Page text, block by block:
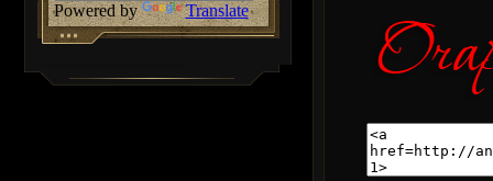
Powered by Translate